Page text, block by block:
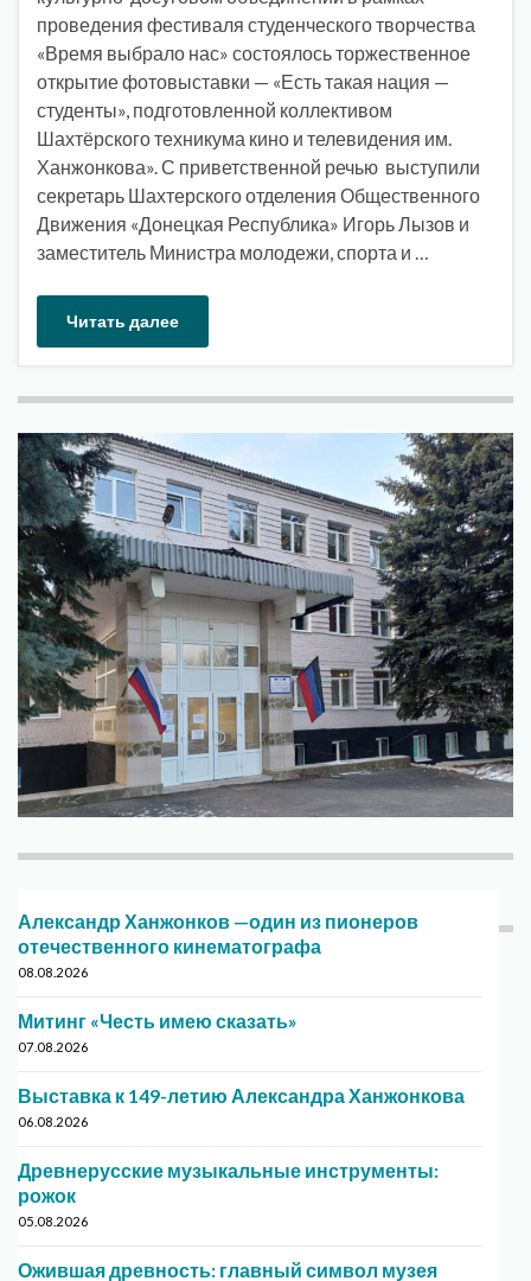
проведения фестиваля студенческого творчества
«Время выбрало нас» состоялось торжественное
открытие фотовыставки — «Есть такая нация —
студенты», подготовленной коллективом
Шахтёрского техникума кино и телевидения им.
Ханжонкова». С приветственной речью выступили
секретарь Шахтерского отделения Общественного
Движения «Донецкая Республика» Игорь Лызов и
заместитель Министра молодежи, спорта и …
Читать далее
Александр Ханжонков —один из пионеров
отечественного кинематографа
08.08.2026
Митинг «Честь имею сказать»
07.08.2026
Выставка к 149-летию Александра Ханжонкова
06.08.2026
Древнерусские музыкальные инструменты:
рожок
05.08.2026
Ожившая древность: главный символ музея